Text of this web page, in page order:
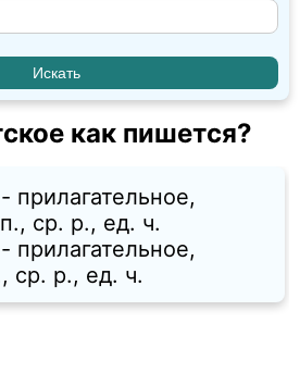
как пишется?
- прилагательное,
ср. p., ед. ч.
- прилагательное,
ср. p., ед. ч.